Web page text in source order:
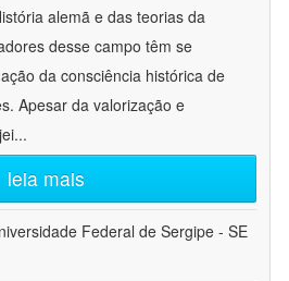
alemã e das teorias da
desse campo têm se
da consciência histórica de
Apesar da valorização e
...
leia mais
Federal de Sergipe - SE